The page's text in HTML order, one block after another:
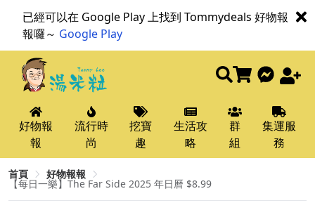
已經可以在 Google Play 上找到 Tommydeals 好物報
報囉～ Google Play
好物報
報
流行時
尚
挖寶
趣
生活攻
略
群
組
集運服
務
首頁 好物報報
【每日一樂】The Far Side 2025 年日曆 $8.99